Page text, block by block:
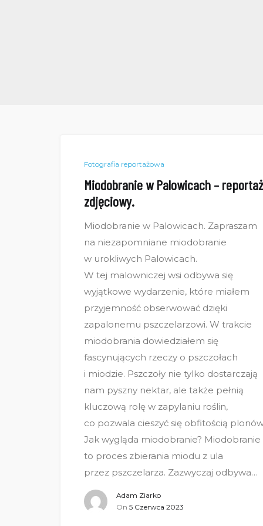
Fotografia reportażowa
Miodobranie w Palowicach – reportaż
zdjęciowy.
Miodobranie w Palowicach. Zapraszam
na niezapomniane miodobranie
w urokliwych Palowicach.
W tej malowniczej wsi odbywa się
wyjątkowe wydarzenie, które miałem
przyjemność obserwować dzięki
zapalonemu pszczelarzowi. W trakcie
miodobrania dowiedziałem się
fascynujących rzeczy o pszczołach
i miodzie. Pszczoły nie tylko dostarczają
nam pyszny nektar, ale także pełnią
kluczową rolę w zapylaniu roślin,
co pozwala cieszyć się obfitością
Jak wygląda miodobranie? Miodobranie
to proces zbierania miodu z ula
przez pszczelarza. Zazwyczaj odbywa…
Adam Ziarko
On 5 Czerwca 2023